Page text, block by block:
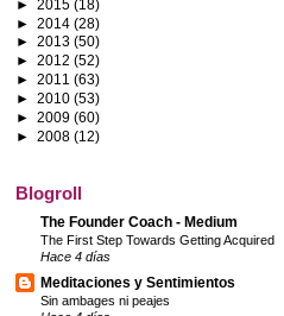
► 2015 (18)
► 2014 (28)
► 2013 (50)
► 2012 (52)
► 2011 (63)
► 2010 (53)
► 2009 (60)
► 2008 (12)
Blogroll
The Founder Coach - Medium
The First Step Towards Getting Acquired
Hace 4 días
Meditaciones y Sentimientos
Sin ambages ni peajes